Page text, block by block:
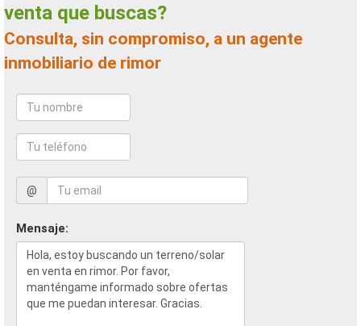
venta que buscas?
Consulta, sin compromiso, a un agente
inmobiliario de rimor
@
Mensaje: